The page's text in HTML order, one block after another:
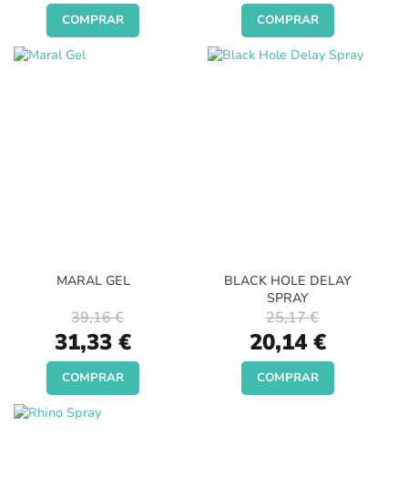
COMPRAR COMPRAR
MARAL GEL
Special
Price
31,33 €
39,16 €
COMPRAR
BLACK HOLE DELAY
SPRAY
Special
Price
20,14 €
25,17 €
COMPRAR